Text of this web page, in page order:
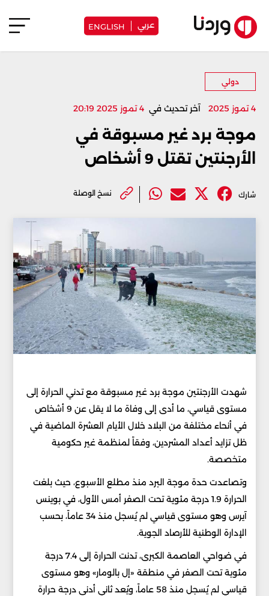
عربي ENGLISH
دولي
4 تموز 2025 آخر تحديث في 4 تموز 2025 20:19
موجة برد غير مسبوقة في
الأرجنتين تقتل 9 أشخاص ‏
شارك نسخ الوصلة
شهدت الأرجنتين موجة برد غير مسبوقة مع تدني الحرارة إلى
مستوى قياسي، ما أدى إلى وفاة ما لا يقل عن 9 أشخاص
في أنحاء مختلفة من البلاد خلال الأيام العشرة الماضية في
ظل تزايد أعداد المشردين، وفقاً لمنظمة غير حكومية
متخصصة.
وتصاعدت حدة موجة البرد منذ مطلع الأسبوع، حيث بلغت
الحرارة 1.9 درجة مئوية تحت الصفر أمس الأول، في بوينس
آيرس وهو مستوى قياسي لم يُسجل منذ 34 عاماً، بحسب
الإدارة الوطنية للأرصاد الجوية.
في ضواحي العاصمة الكبرى، تدنت الحرارة إلى 7.4 درجة
مئوية تحت الصفر في منطقة «إل بالومار» وهو مستوى
قياسي لم يُسجل منذ 58 عاماً، ويُعد ثاني أدنى درجة حرارة